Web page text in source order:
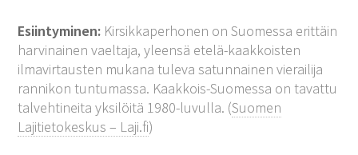
Esiintyminen: Kirsikkaperhonen on Suomessa erittäin
harvinainen vaeltaja, yleensä etelä-kaakkoisten
ilmavirtausten mukana tuleva satunnainen vierailija
rannikon tuntumassa. Kaakkois-Suomessa on tavattu
talvehtineita yksilöitä 1980-luvulla. (Suomen
Lajitietokeskus – Laji.fi)